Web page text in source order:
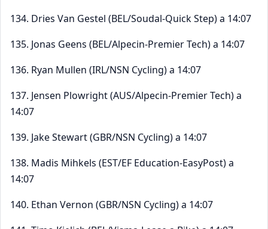
134. Dries Van Gestel (BEL/Soudal-Quick Step) a 14:07
135. Jonas Geens (BEL/Alpecin-Premier Tech) a 14:07
136. Ryan Mullen (IRL/NSN Cycling) a 14:07
137. Jensen Plowright (AUS/Alpecin-Premier Tech) a
14:07
139. Jake Stewart (GBR/NSN Cycling) a 14:07
138. Madis Mihkels (EST/EF Education-EasyPost) a
14:07
140. Ethan Vernon (GBR/NSN Cycling) a 14:07